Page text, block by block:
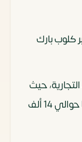
كلوب بارك
حيث
بلغت الوحدات السكنية باختلاف أنواعها حوالي 14 ألف